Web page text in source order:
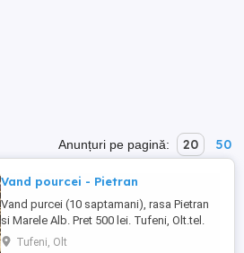
Anunțuri pe pagină: 20 50
Vand pourcei - Pietran
Vand purcei (10 saptamani), rasa Pietran
si Marele Alb. Pret 500 lei. Tufeni, Olt.tel.
Tufeni, Olt